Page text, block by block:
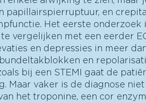
papillairspierruptuur, en
Het eerste onderzoek
vergelijken met een eerder
en depressies in meer
en
bij een STEMI gaat de
Maar vaker is de diagnose
het troponine, een cor